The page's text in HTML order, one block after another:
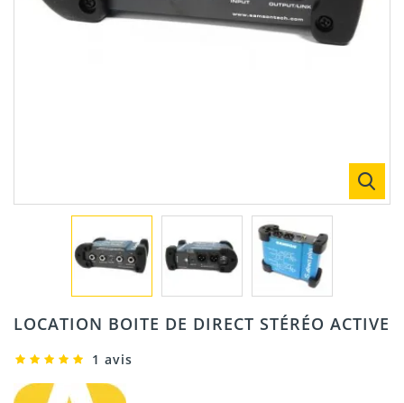
LOCATION BOITE DE DIRECT STÉRÉO ACTIVE
1 avis